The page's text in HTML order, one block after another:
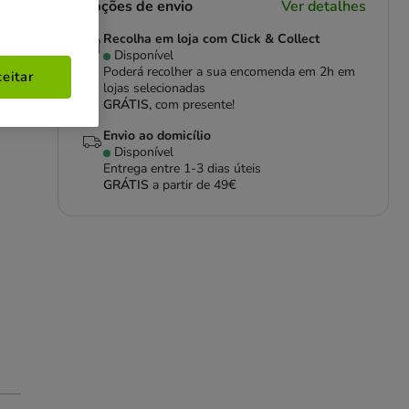
Opções de envio Ver detalhes
Recolha em loja com Click & Collect
Disponível
Poderá recolher a sua encomenda em 2h em
lojas selecionadas
GRÁTIS,com presente!
Envio ao domicílio
Disponível
Entrega entre 1-3 dias úteis
GRÁTIS a partir de 49€